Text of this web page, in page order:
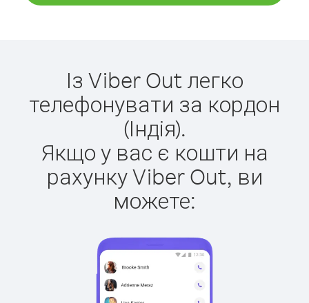
Із Viber Out легко
телефонувати за кордон
(Індія).
Якщо у вас є кошти на
рахунку Viber Out, ви
можете: